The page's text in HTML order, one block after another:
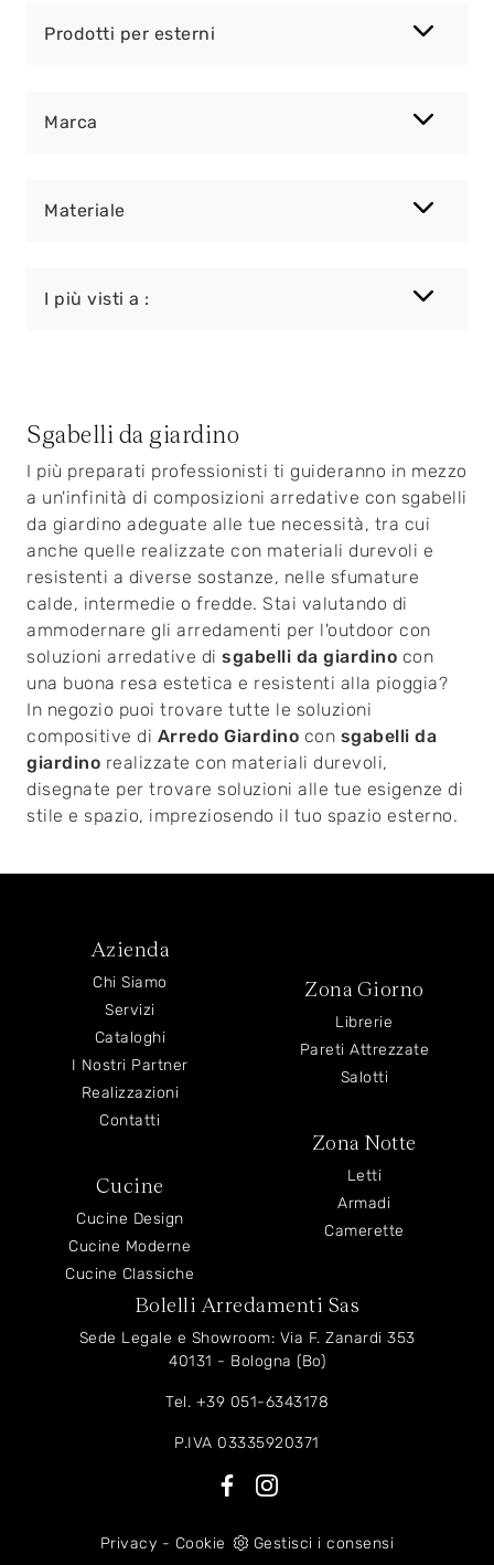
Prodotti per esterni
Marca
Materiale
I più visti a :
Sgabelli da giardino
I più preparati professionisti ti guideranno in mezzo
a un'infinità di composizioni arredative con sgabelli
da giardino adeguate alle tue necessità, tra cui
anche quelle realizzate con materiali durevoli e
resistenti a diverse sostanze, nelle sfumature
calde, intermedie o fredde. Stai valutando di
ammodernare gli arredamenti per l'outdoor con
soluzioni arredative di sgabelli da giardino con
una buona resa estetica e resistenti alla pioggia?
In negozio puoi trovare tutte le soluzioni
compositive di Arredo Giardino con sgabelli da
giardino realizzate con materiali durevoli,
disegnate per trovare soluzioni alle tue esigenze di
stile e spazio, impreziosendo il tuo spazio esterno.
Azienda
Chi Siamo
Servizi
Cataloghi
I Nostri Partner
Realizzazioni
Contatti
Cucine
Cucine Design
Cucine Moderne
Cucine Classiche
Zona Giorno
Librerie
Pareti Attrezzate
Salotti
Zona Notte
Letti
Armadi
Camerette
Bolelli Arredamenti Sas
Sede Legale e Showroom: Via F. Zanardi 353
40131 - Bologna (Bo)
Tel. +39 051-6343178
P.IVA 03335920371
Privacy - Cookie Gestisci i consensi